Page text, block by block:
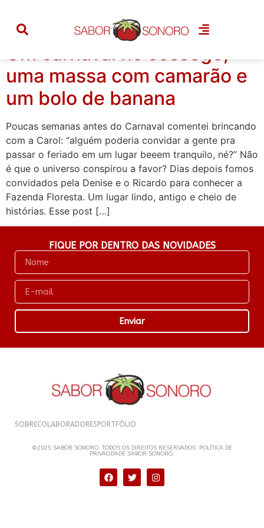
Tag: gourmet
Um carnaval no sossego,
uma massa com camarão e
um bolo de banana
Poucas semanas antes do Carnaval comentei brincando
com a Carol: “alguém poderia convidar a gente pra
passar o feriado em um lugar beeem tranquilo, né?” Não
é que o universo conspirou a favor? Dias depois fomos
convidados pela Denise e o Ricardo para conhecer a
Fazenda Floresta. Um lugar lindo, antigo e cheio de
histórias. Esse post […]
FIQUE POR DENTRO DAS NOVIDADES
Enviar
SOBRECOLABORADORES PORTFÓLIO
©2025 SABOR SONORO. TODOS OS DIREITOS RESERVADOS. POLÍTICA DE
PRIVACIDADE SABOR SONORO.